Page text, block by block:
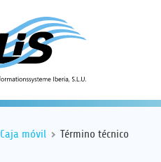
Caja móvil Término técnico